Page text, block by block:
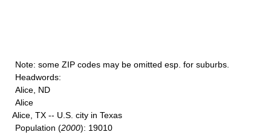
Note: some ZIP codes may be omitted esp. for suburbs.
Headwords:
Alice, ND
Alice
Alice, TX -- U.S. city in Texas
Population (2000): 19010